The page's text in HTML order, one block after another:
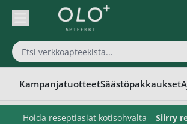
Skip to Content
KampanjatuotteetSäästöpakkaukset
Hoida reseptiasiat kotisohvalta – Siirry